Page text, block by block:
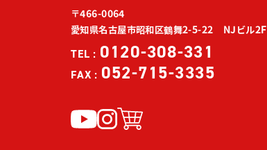
〒466-0064
愛知県名古屋市昭和区鶴舞2-5-22 NJビル2F
TEL : 0120-308-331
FAX : 052-715-3335